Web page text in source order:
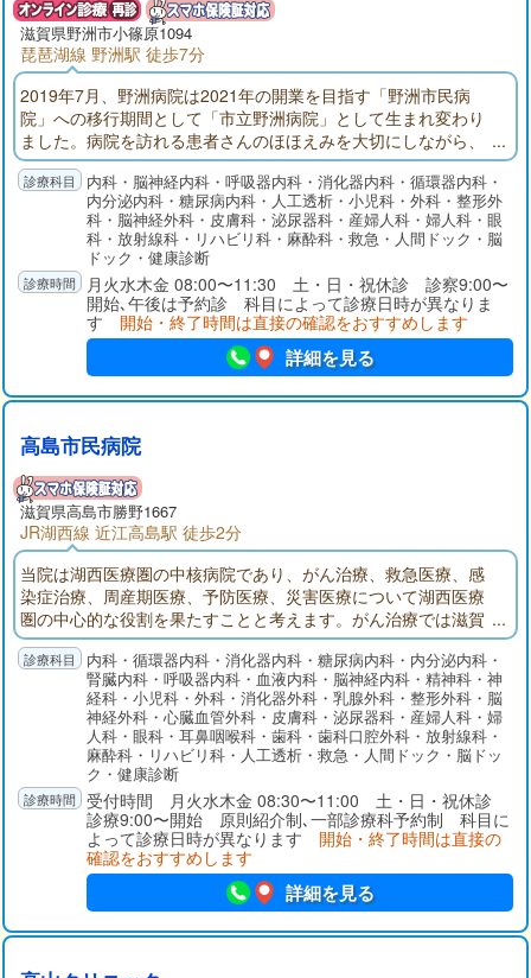
滋賀県野洲市小篠原1094
琵琶湖線 野洲駅 徒歩7分
2019年7月、野洲病院は2021年の開業を目指す「野洲市民病
院」への移行期間として「市立野洲病院」として生まれ変わり
ました。病院を訪れる患者さんのほほえみを大切にしながら、
野洲を中心とした地域の皆さんに求められ、お一人お一人の心
の琴線に触れることができるような優しい医療を目指していま
内科・脳神経内科・呼吸器内科・消化器内科・循環器内科・
内分泌内科・糖尿病内科・人工透析・小児科・外科・整形外
科・脳神経外科・皮膚科・泌尿器科・産婦人科・婦人科・眼
科・放射線科・リハビリ科・麻酔科・救急・人間ドック・脳
ドック・健康診断
月火水木金 08:00〜11:30 土・日・祝休診 診察9:00〜
開始､午後は予約診 科目によって診療日時が異なりま
す 開始・終了時間は直接の確認をおすすめします
詳細を見る
高島市民病院
滋賀県高島市勝野1667
JR湖西線 近江高島駅 徒歩2分
当院は湖西医療圏の中核病院であり、がん治療、救急医療、感
染症治療、周産期医療、予防医療、災害医療について湖西医療
圏の中心的な役割を果たすことと考えます。がん治療では滋賀
県地域がん診療病院として手術、化学療法、緩和ケアといった
がんの集学的治療に取り組んでおり、救急医療では救急センタ
ーにて内科系医師、外科系医師、救急専門医が24時間救急患者
を受け入れております。予防医療としては、健診センターにて
市町村や職場の集団検診のみならず予防接種なども行なってお
内科・循環器内科・消化器内科・糖尿病内科・内分泌内科・
腎臓内科・呼吸器内科・血液内科・脳神経内科・精神科・神
経科・小児科・外科・消化器外科・乳腺外科・整形外科・脳
神経外科・心臓血管外科・皮膚科・泌尿器科・産婦人科・婦
人科・眼科・耳鼻咽喉科・歯科・歯科口腔外科・放射線科・
麻酔科・リハビリ科・人工透析・救急・人間ドック・脳ドッ
ク・健康診断
受付時間 月火水木金 08:30〜11:00 土・日・祝休診
診療9:00〜開始 原則紹介制､一部診療科予約制 科目に
よって診療日時が異なります 開始・終了時間は直接の
確認をおすすめします
詳細を見る